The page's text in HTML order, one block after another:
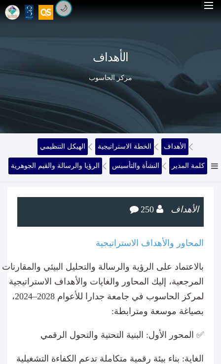
🌙
الأهداف
مركز الحاسوب
الهيكل التنظيمي الخطة الاستراتيجية الأهداف
الرؤيا والرسالة والقيم الجوهرية النشأة والتأسيس كلمة المدير
الأهداف 250
المحاور والأهداف الاستراتيجية
بالاعتماد على الرؤية والرسالة والتحليل البيئي والمقارنات
المرجعية، إليك المحاور والغايات والأهداف الاستراتيجية
لمركز الحاسوب في جامعة جدارا للأعوام 2024–2028،
بصياغة موسعة ومترابطة:
✅ المحور الأول: البنية التحتية والتحول الرقمي
الغاية: بناء بيئة رقمية متكاملة تدعم الكفاءة التشغيلية